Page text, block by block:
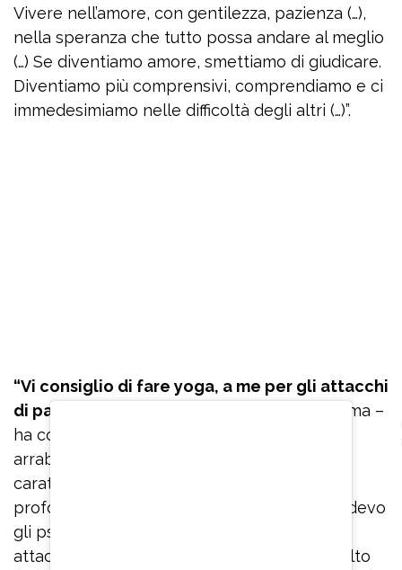
Vivere nell’amore, con gentilezza, pazienza (…),
nella speranza che tutto possa andare al meglio
(…) Se diventiamo amore, smettiamo di giudicare.
Diventiamo più comprensivi, comprendiamo e ci
immedesimiamo nelle difficoltà degli altri (…)”.
“Vi consiglio di fare yoga, a me per gli attacchi
di panico
è servito veramente tanto, mi calma –
ha confidato – Se ho paura o inizio ad
arrabbiarmi per qualcosa perché ho un
caratterino non molto facile, inspiro
profondamente. Quando stavo male e prendevo
gli psicofarmaci, quando mi arrivavano gli
attacchi di panico che erano veramente molto